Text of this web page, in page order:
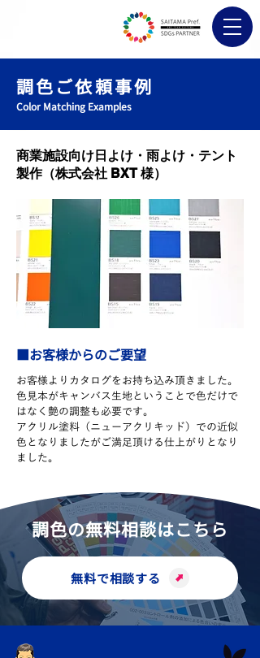
調色ご依頼事例
Color Matching Examples
商業施設向け日よけ・雨よけ・テント
製作（株式会社 BXT 様）
■お客様からのご要望
お客様よりカタログをお持ち込み頂きました。
色見本がキャンバス生地ということで色だけで
はなく艶の調整も必要です。
アクリル塗料（ニューアクリキッド）での近似
色となりましたがご満足頂ける仕上がりとなり
ました。
調色の無料相談はこちら
無料で相談する